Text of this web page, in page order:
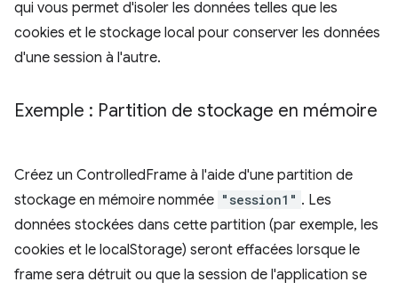
qui vous permet d'isoler les données telles que les
cookies et le stockage local pour conserver les données
d'une session à l'autre.
Exemple : Partition de stockage en mémoire
Créez un ControlledFrame à l'aide d'une partition de
stockage en mémoire nommée "session1" . Les
données stockées dans cette partition (par exemple, les
cookies et le localStorage) seront effacées lorsque le
frame sera détruit ou que la session de l'application se